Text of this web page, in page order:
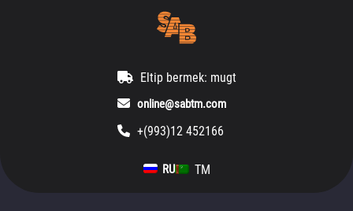
Eltip bermek: mugt
online@sabtm.com
+(993)12 452166
RU TM